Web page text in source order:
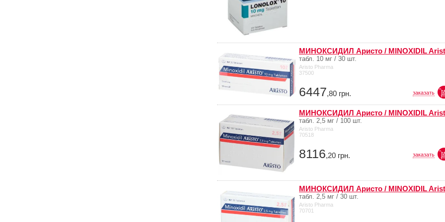
МИНОКСИДИЛ Аристо / MINOXIDIL
табл. 10 мг / 30 шт.
Aristo Pharma
37500
6447,80 грн. заказать
МИНОКСИДИЛ Аристо / MINOXIDIL
табл. 2,5 мг / 100 шт.
Aristo Pharma
70518
8116,20 грн. заказать
МИНОКСИДИЛ Аристо / MINOXIDIL
табл. 2,5 мг / 30 шт.
Aristo Pharma
70701